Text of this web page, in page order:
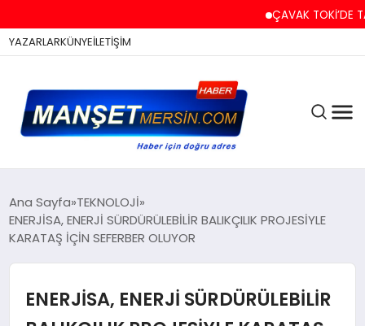
ÇAVAK TOKİ’DE TAPU
YAZARLARKÜNYEİLETİŞİM
ASAYİŞ
EKONOMİ
Ana Sayfa TEKNOLOJİ
ENERJİSA, ENERJİ SÜRDÜRÜLEBİLİR BALIKÇILIK PROJESİYLE
KARATAŞ İÇİN SEFERBER OLUYOR
ENERJİSA, ENERJİ SÜRDÜRÜLEBİLİR